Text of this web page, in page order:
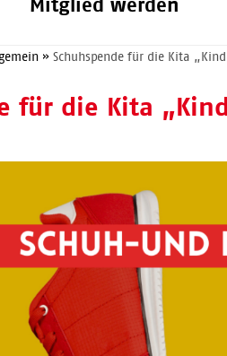
Mitglied werden
»Schuhspende für die Kita
für die Kita